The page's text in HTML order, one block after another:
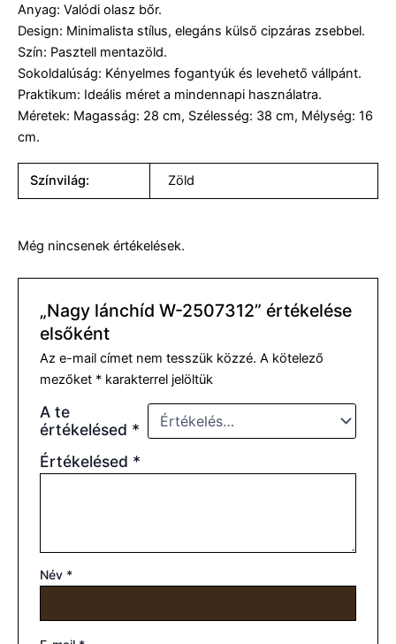
Anyag: Valódi olasz bőr.
Design: Minimalista stílus, elegáns külső cipzáras zsebbel.
Szín: Pasztell mentazöld.
Sokoldalúság: Kényelmes fogantyúk és levehető vállpánt.
Praktikum: Ideális méret a mindennapi használatra.
Méretek: Magasság: 28 cm, Szélesség: 38 cm, Mélység: 16
cm.
Színvilág: Zöld
Még nincsenek értékelések.
„Nagy lánchíd W-2507312” értékelése
elsőként
Az e-mail címet nem tesszük közzé. A kötelező
mezőket * karakterrel jelöltük
A te
értékelésed *
Értékelésed *
Név *